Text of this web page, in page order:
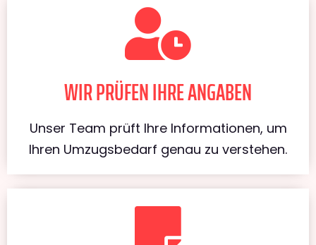
WIR PRÜFEN IHRE ANGABEN
Unser Team prüft Ihre Informationen, um
Ihren Umzugsbedarf genau zu verstehen.